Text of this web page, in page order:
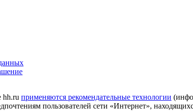
hh.ru применяются рекомендательные технологии
пользователей сети «Интернет»,